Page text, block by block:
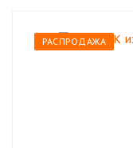
РАСПРОДАЖА